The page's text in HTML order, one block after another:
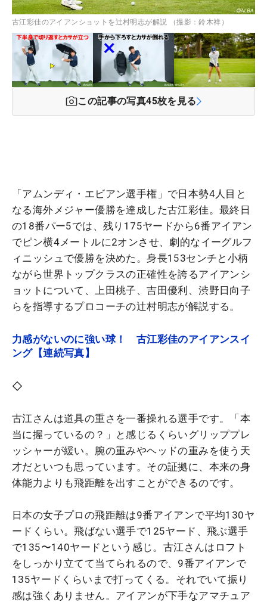
古江彩佳のアイアンショットを辻村明志が解説 （撮影：鈴木祥）
この記事の写真45枚を見る
「アムンディ・エビアン選手権」で日本勢4人目と
なる海外メジャー優勝を達成した古江彩佳。最終日
の18番パー5では、残り175ヤードから6番アイアン
でピン横4メートルに2オンさせ、劇的なイーグルフ
ィニッシュで優勝を決めた。身長153センチと小柄
ながら世界トップクラスの正確性を誇るアイアンシ
ョットについて、上田桃子、吉田優利、渋野日向子
らを指導するプロコーチの辻村明志が解説する。
力感がないのに強い球！ 古江彩佳のアイアンスイ
ング【連続写真】
◇
古江さんは道具の重さを一番操れる選手です。「本
当に握っているの？」と感じるくらいグリッププレ
ッシャーが緩い。腕の重みやヘッドの重みを使う天
才だといつも思っています。その証拠に、本来の身
体能力よりも飛距離を出すことができるのです。
日本の女子プロの飛距離は9番アイアンで平均130ヤ
ードくらい。飛ばない選手で125ヤード、飛ぶ選手
で135〜140ヤードという感じ。古江さんはロフト
をしっかり立てて当てられるので、9番アイアンで
135ヤードくらいまで打ってくる。それでいて振り
感は強くありません。アイアンが下手なアマチュア